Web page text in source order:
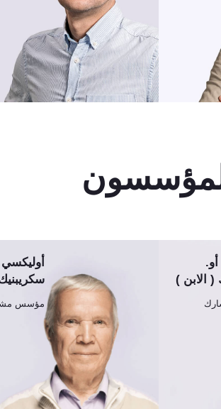
( الابن )
مؤسس